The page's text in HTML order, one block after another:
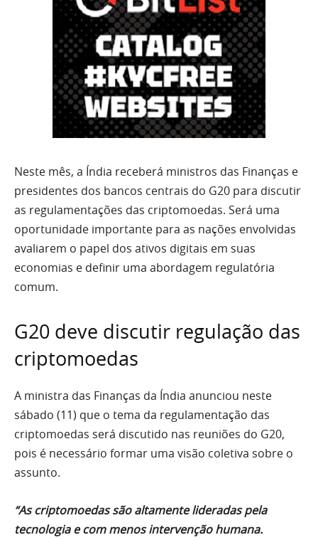
Neste mês, a Índia receberá ministros das Finanças e
presidentes dos bancos centrais do G20 para discutir
as regulamentações das criptomoedas. Será uma
oportunidade importante para as nações envolvidas
avaliarem o papel dos ativos digitais em suas
economias e definir uma abordagem regulatória
comum.
G20 deve discutir regulação das
criptomoedas
A ministra das Finanças da Índia anunciou neste
sábado (11) que o tema da regulamentação das
criptomoedas será discutido nas reuniões do G20,
pois é necessário formar uma visão coletiva sobre o
assunto.
“As criptomoedas são altamente lideradas pela
tecnologia e com menos intervenção humana.